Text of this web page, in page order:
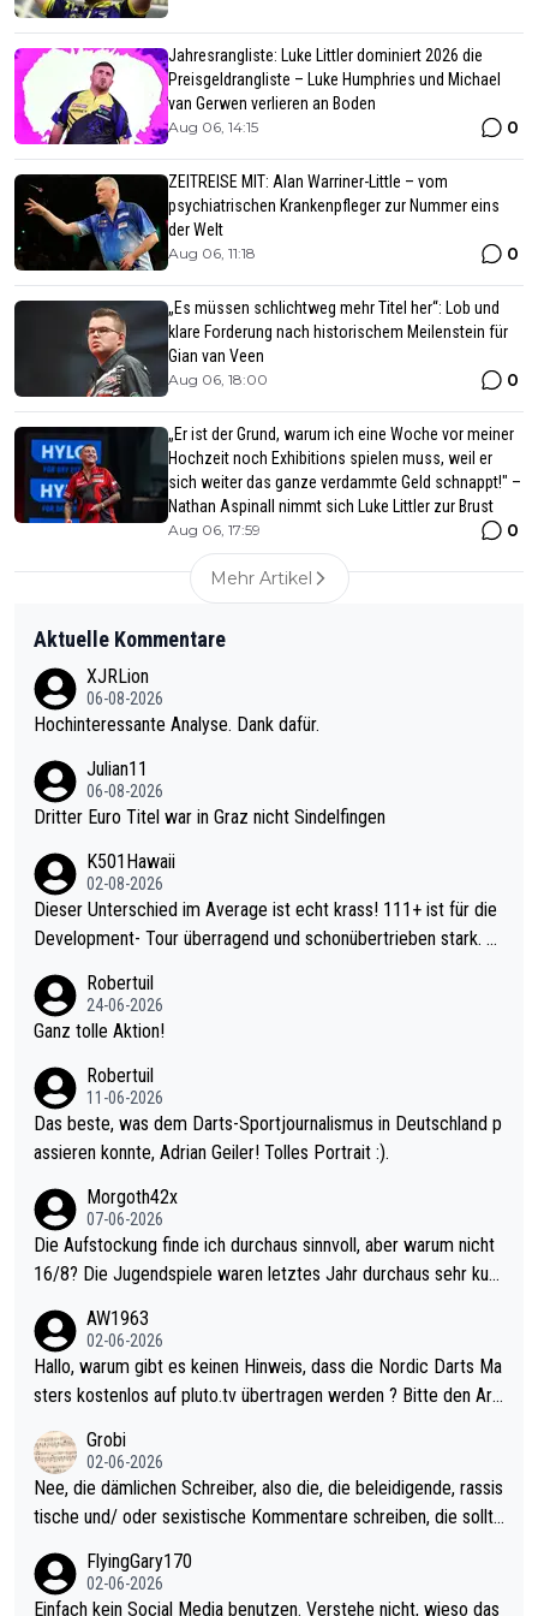
Jahresrangliste: Luke Littler dominiert 2026 die
Preisgeldrangliste – Luke Humphries und Michael
van Gerwen verlieren an Boden
Aug 06, 14:15 0
ZEITREISE MIT: Alan Warriner-Little – vom
psychiatrischen Krankenpfleger zur Nummer eins
der Welt
Aug 06, 11:18 0
„Es müssen schlichtweg mehr Titel her“: Lob und
klare Forderung nach historischem Meilenstein für
Gian van Veen
Aug 06, 18:00 0
„Er ist der Grund, warum ich eine Woche vor meiner
Hochzeit noch Exhibitions spielen muss, weil er
sich weiter das ganze verdammte Geld schnappt!" –
Nathan Aspinall nimmt sich Luke Littler zur Brust
Aug 06, 17:59 0
Mehr Artikel
Aktuelle Kommentare
XJRLion
06-08-2026
Hochinteressante Analyse. Dank dafür.
Julian11
06-08-2026
Dritter Euro Titel war in Graz nicht Sindelfingen
K501Hawaii
02-08-2026
Dieser Unterschied im Average ist echt krass! 111+ ist für die
Development- Tour überragend und schonübertrieben stark. U
mal 40+ erst recht. Da gewinnst keinen Blumentopf - ist ja noc
h krasser wie ein Pokalspiel eines Kreisligisten vs einem Bund
Robertuil
24-06-2026
Ganz tolle Aktion!
Robertuil
11-06-2026
Das beste, was dem Darts-Sportjournalismus in Deutschland p
assieren konnte, Adrian Geiler! Tolles Portrait :).
Morgoth42x
07-06-2026
Die Aufstockung finde ich durchaus sinnvoll, aber warum nicht
16/8? Die Jugendspiele waren letztes Jahr durchaus sehr kurz
Allerdings ist Mitchell Lawrie als Nummer 1 der Welt eh qualifi
ziert. Somit ändert die automatische Qualifikation des Weltmei
sters erstmal nichts. Ich denke sie wollen damit für nächstes J
ohl wenig WDF Turniere spielen. Dies war bei Archie Self letzt
es Jahr der Fall. Er musste als amtierender Weltmeister durch
den Qualifier und ich glaube kaum, dass Mitchel sich das (in Ve
gas) antun würde, wenn er doch eigentlich die PDC-WM als Zi
el hat.
AW1963
02-06-2026
Hallo, warum gibt es keinen Hinweis, dass die Nordic Darts Ma
sters kostenlos auf pluto.tv übertragen werden ? Bitte den Arti
Grobi
02-06-2026
Nee, die dämlichen Schreiber, also die, die beleidigende, rassis
tische und/ oder sexistische Kommentare schreiben, die sollte
s Leben in den Griff kriegen. Nur eins wundert mich: Luke Little
r war doch neulich erst derjenige, der über Social Media GvV p
FlyingGary170
02-06-2026
Einfach kein Social Media benutzen. Verstehe nicht, wieso das